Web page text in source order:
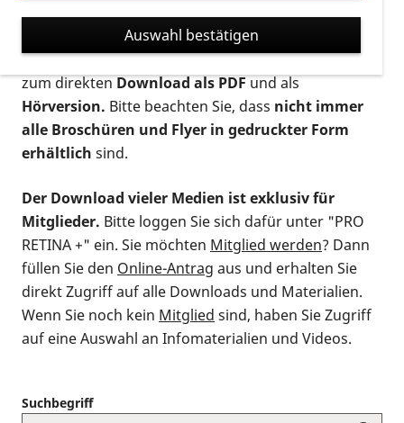
suchen. Die meisten Flyer und Broschüren werden in
verschiedenen Formaten angeboten: zur
postalischen Bestellung als gedruckte Variante
zum direktenDownload als PDFund als
Hörversion. Bitte beachten Sie, dass nicht immer
alle Broschüren und Flyer in gedruckter Form
erhältlich sind.
Der Download vieler Medien ist exklusiv für
Mitglieder. Bitte loggen Sie sich dafür unter "PRO
RETINA +" ein. Sie möchten Mitglied werden? Dann
füllen Sie den Online-Antrag aus und erhalten Sie
direkt Zugriff auf alle Downloads und Materialien.
Wenn Sie noch kein Mitglied sind, haben Sie Zugriff
auf eine Auswahl an Infomaterialien und Videos.
Suchbegriff
Auswahl bestätigen